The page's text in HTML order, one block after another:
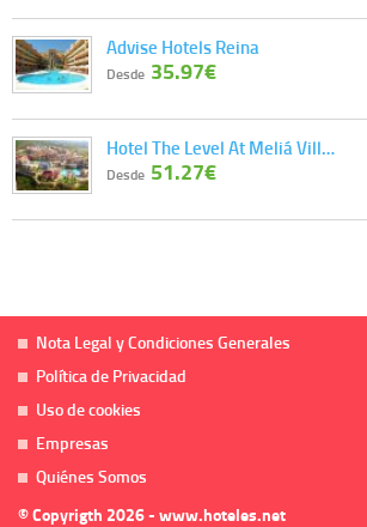
Advise Hotels Reina
Desde 35.97€
Hotel The Level At Meliá Vill…
Desde 51.27€
Nota Legal y Condiciones Generales
Política de Privacidad
Uso de cookies
Empresas
Quiénes Somos
© Copyrigth 2026 - www.hoteles.net